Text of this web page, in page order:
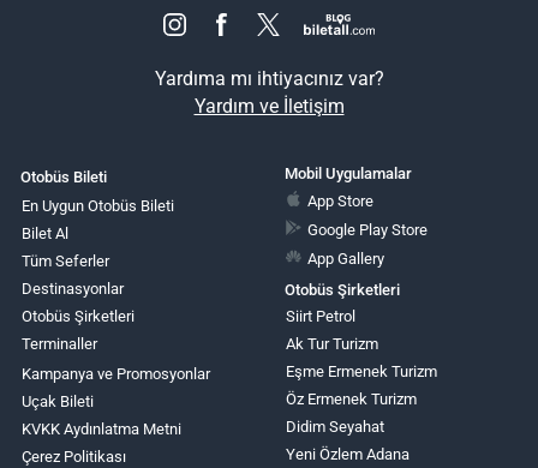
Yardıma mı ihtiyacınız var?
Yardım ve İletişim
Otobüs Bileti
En Uygun Otobüs Bileti
Bilet Al
Tüm Seferler
Destinasyonlar
Otobüs Şirketleri
Terminaller
Kampanya ve Promosyonlar
Uçak Bileti
KVKK Aydınlatma Metni
Çerez Politikası
Mobil Uygulamalar
App Store
Google Play Store
App Gallery
Otobüs Şirketleri
Siirt Petrol
Ak Tur Turizm
Eşme Ermenek Turizm
Öz Ermenek Turizm
Didim Seyahat
Yeni Özlem Adana